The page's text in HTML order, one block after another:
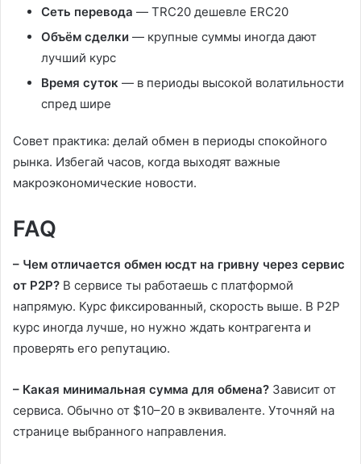
Сеть перевода — TRC20 дешевле ERC20
Объём сделки — крупные суммы иногда дают
лучший курс
Время суток — в периоды высокой волатильности
спред шире
Совет практика: делай обмен в периоды спокойного
рынка. Избегай часов, когда выходят важные
макроэкономические новости.
FAQ
– Чем отличается обмен юсдт на гривну через сервис
от P2P? В сервисе ты работаешь с платформой
напрямую. Курс фиксированный, скорость выше. В P2P
курс иногда лучше, но нужно ждать контрагента и
проверять его репутацию.
– Какая минимальная сумма для обмена? Зависит от
сервиса. Обычно от $10–20 в эквиваленте. Уточняй на
странице выбранного направления.